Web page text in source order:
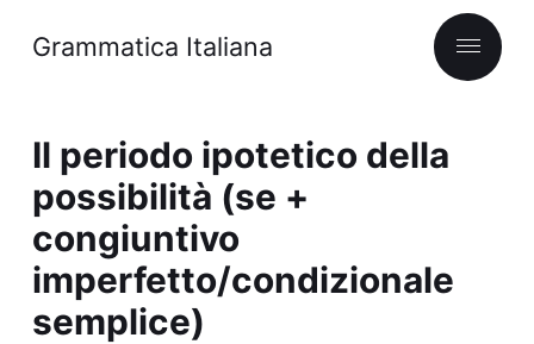
Grammatica Italiana
Il periodo ipotetico della
possibilità (se +
congiuntivo
imperfetto/condizionale
semplice)